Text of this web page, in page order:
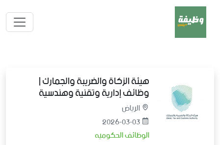
هيئة الزكاة والضريبة والجمارك |
وظائف إدارية وتقنية وهندسية
الرياض
2026-03-03
الوظائف الحكوميه